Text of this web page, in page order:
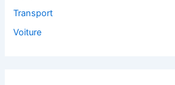
Transport
Voiture